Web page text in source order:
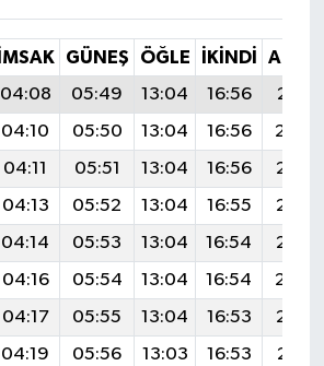
İMSAK GÜNEŞ ÖĞLE İKINDI
04:08 05:49 13:04 16:56
20:10
04:10 05:50 13:04 16:56
04:11 05:51 13:04 16:56
04:13 05:52 13:04 16:55
04:14 05:53 13:04 16:54
04:16 05:54 13:04 16:54
04:17 05:55 13:04 16:53
04:19 05:56 13:03 16:53
20:01